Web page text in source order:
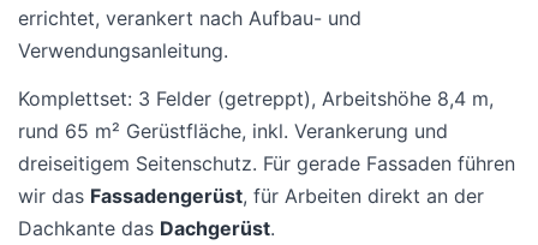
errichtet, verankert nach Aufbau- und
Verwendungsanleitung.
Komplettset: 3 Felder (getreppt), Arbeitshöhe 8,4 m,
rund 65 m² Gerüstfläche, inkl. Verankerung und
dreiseitigem Seitenschutz. Für gerade Fassaden führen
wir das Fassadengerüst, für Arbeiten direkt an der
Dachkante das Dachgerüst.